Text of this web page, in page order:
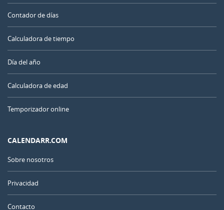
Contador de días
Calculadora de tiempo
Día del año
Calculadora de edad
Temporizador online
CALENDARR.COM
Sobre nosotros
Privacidad
Contacto